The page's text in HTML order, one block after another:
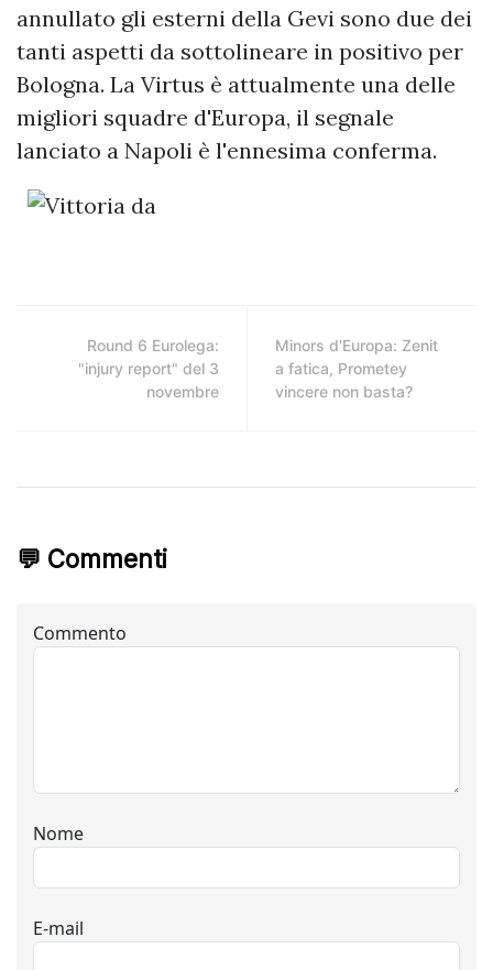
annullato gli esterni della Gevi sono due dei
tanti aspetti da sottolineare in positivo per
Bologna. La Virtus è attualmente una delle
migliori squadre d'Europa, il segnale
lanciato a Napoli è l'ennesima conferma.
Round 6 Eurolega:
"injury report" del 3
novembre
Minors d'Europa: Zenit
a fatica, Prometey
vincere non basta?
💬 Commenti